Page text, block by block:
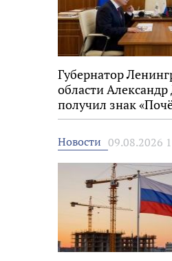
Губернатор
области
получил знак
строитель России»
Новости 09.08.2026